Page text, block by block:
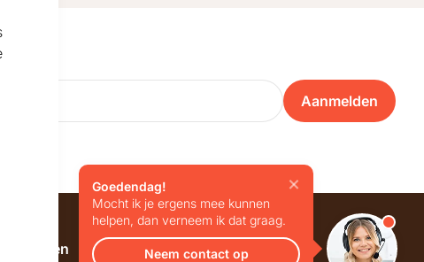
Aanmelden
Algemeen
Overig
Goedendag!
Mocht ik je ergens mee kunnen
helpen, dan verneem ik dat graag.
Neem contact op